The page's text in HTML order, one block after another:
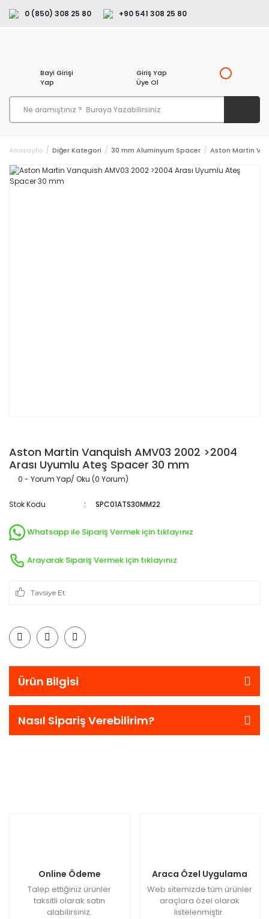
0 (850) 308 25 80 +90 541 308 25 80
Bayi Girişi
Yap
Giriş Yap
Üye Ol
Anasayfa Diğer Kategori 30 mm Aluminyum Spacer Aston Martin
Aston Martin Vanquish AMV03 2002 >2004
Arası Uyumlu Ateş Spacer 30 mm
0 - Yorum Yap/ Oku (0 Yorum)
Stok Kodu SPC01ATS30MM22
Whatsapp ile Sipariş Vermek için tıklayınız
Arayarak Sipariş Vermek için tıklayınız
Tavsiye Et
Ürün Bilgisi
Nasıl Sipariş Verebilirim?
Online Ödeme
Talep ettiğiniz ürünler
taksitli olarak satın
alabilirsiniz.
Araca Özel Uygulama
Web sitemizde tüm ürünler
araçlara özel olarak
listelenmiştir.